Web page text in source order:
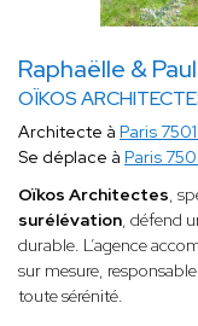
Raphaëlle &
OÏKOS
Architecte à Paris
Se déplace à Paris
Oïkos Architectes,
surélévation, défend
durable. L’agence
sur mesure,
toute sérénité.